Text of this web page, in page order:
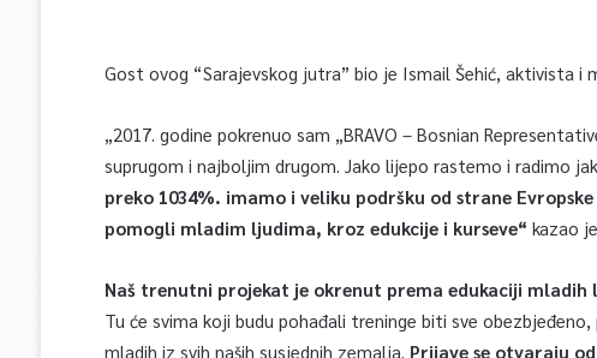
Gost ovog “Sarajevskog jutra” bio je Ismail Šehić, aktivista i
„2017. godine pokrenuo sam „BRAVO – Bosnian
suprugom i najboljim drugom. Jako lijepo rastemo i radimo
preko 1034%. imamo i veliku podršku od strane
pomogli mladim ljudima, kroz edukcije i kurseve“ kazao
Naš trenutni projekat je okrenut prema edukaciji mladih
Tu će svima koji budu pohađali treninge biti sve
mladih iz svih naših susjednih zemalja. Prijave se otvaraju